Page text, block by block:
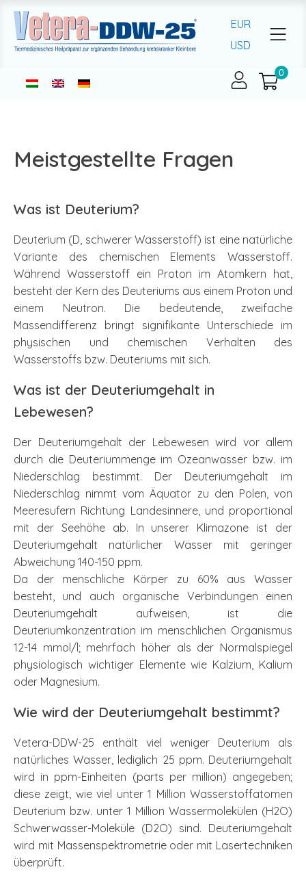
EUR
USD
Meistgestellte Fragen
Was ist Deuterium?
Deuterium (D, schwerer Wasserstoff) ist eine natürliche
Variante des chemischen Elements Wasserstoff.
Während Wasserstoff ein Proton im Atomkern hat,
besteht der Kern des Deuteriums aus einem Proton und
einem Neutron. Die bedeutende, zweifache
Massendifferenz bringt signifikante Unterschiede im
physischen und chemischen Verhalten des
Wasserstoffs bzw. Deuteriums mit sich.
Was ist der Deuteriumgehalt in
Lebewesen?
Der Deuteriumgehalt der Lebewesen wird vor allem
durch die Deuteriummenge im Ozeanwasser bzw. im
Niederschlag bestimmt. Der Deuteriumgehalt im
Niederschlag nimmt vom Äquator zu den Polen, von
Meeresufern Richtung Landesinnere, und proportional
mit der Seehöhe ab. In unserer Klimazone ist der
Deuteriumgehalt natürlicher Wässer mit geringer
Abweichung 140-150 ppm.
Da der menschliche Körper zu 60% aus Wasser
besteht, und auch organische Verbindungen einen
Deuteriumgehalt aufweisen, ist die
Deuteriumkonzentration im menschlichen Organismus
12-14 mmol/l; mehrfach höher als der Normalspiegel
physiologisch wichtiger Elemente wie Kalzium, Kalium
oder Magnesium.
Wie wird der Deuteriumgehalt bestimmt?
Vetera-DDW-25 enthält viel weniger Deuterium als
natürliches Wasser, lediglich 25 ppm. Deuteriumgehalt
wird in ppm-Einheiten (parts per million) angegeben;
diese zeigt, wie viel unter 1 Million Wasserstoffatomen
Deuterium bzw. unter 1 Million Wassermolekülen (H2O)
Schwerwasser-Moleküle (D2O) sind. Deuteriumgehalt
wird mit Massenspektrometrie oder mit Lasertechniken
überprüft.